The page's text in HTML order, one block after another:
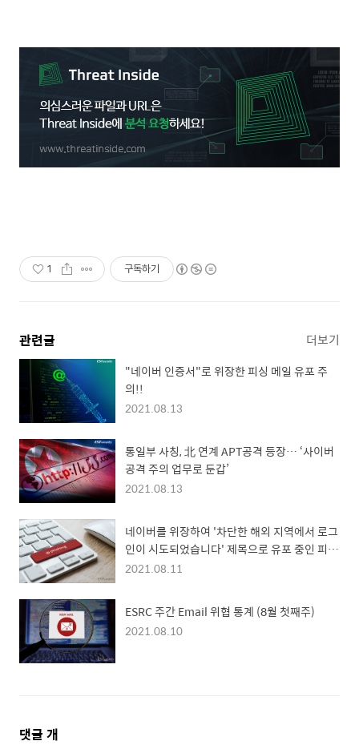
1 구독하기
관련글 더보기
"네이버 인증서"로 위장한 피싱 메일 유포 주
의!!
2021.08.13
통일부 사칭, 北 연계 APT공격 등장… ‘사이버
공격 주의 업무로 둔갑’
2021.08.13
네이버를 위장하여 '차단한 해외 지역에서 로그
인이 시도되었습니다' 제목으로 유포 중인 피싱
메일 주의!
2021.08.11
ESRC 주간 Email 위협 통계 (8월 첫째주)
2021.08.10
댓
댓글 개